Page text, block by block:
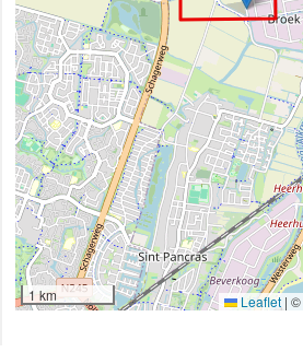
1 km Leaflet | ©